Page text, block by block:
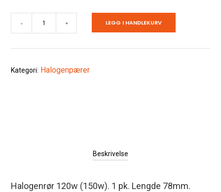
Halogenrør
78mm.
120w.
- + LEGG I HANDLEKURV
Kategori: Halogenpærer
Beskrivelse
Halogenrør 120w (150w). 1 pk. Lengde 78mm.